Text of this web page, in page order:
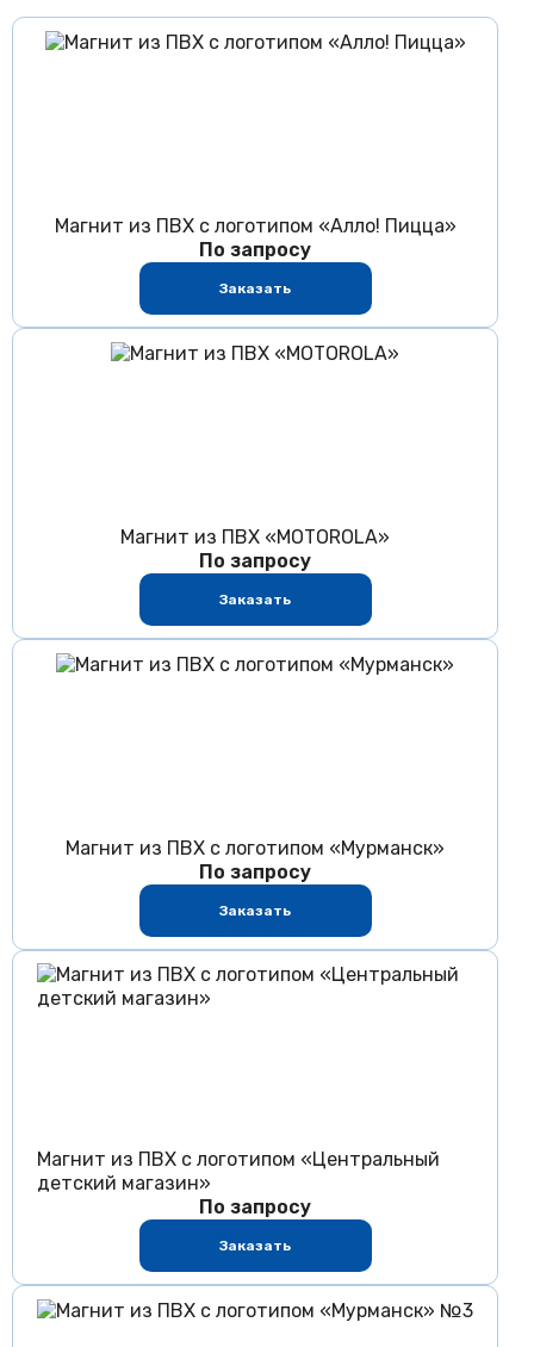
Магнит из ПВХ с логотипом «Алло! Пицца»
По запросу
Заказать
Магнит из ПВХ «MOTOROLA»
По запросу
Заказать
Магнит из ПВХ с логотипом «Мурманск»
По запросу
Заказать
Магнит из ПВХ с логотипом «Центральный
детский магазин»
По запросу
Заказать